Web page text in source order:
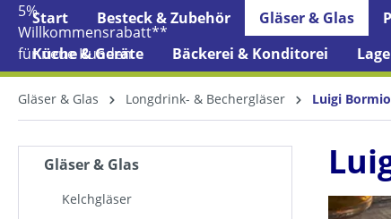
5%
Willkommens­rabatt**
für neue Kunden
Start Besteck & Zubehör Gläser & Glas
Küche & Geräte
Bäckerei & Konditorei
Gläser & Glas Longdrink- & Bechergläser Luigi
Gläser & Glas
Kelchgläser